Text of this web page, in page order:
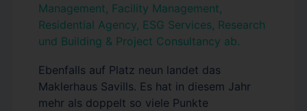
Management, Facility Management,
Residential Agency, ESG Services, Research
und Building & Project Consultancy ab.
Ebenfalls auf Platz neun landet das
Maklerhaus Savills. Es hat in diesem Jahr
mehr als doppelt so viele Punkte